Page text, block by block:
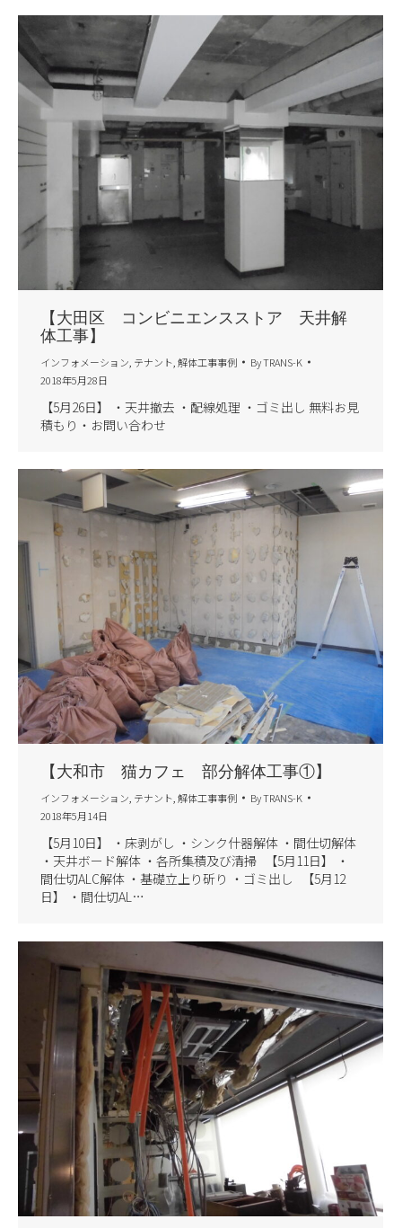
【大田区 コンビニエンスストア 天井解
体工事】
インフォメーション テナント 解体工事事例 ByTRANS-K
2018年5月28日
【5月26日】 ・天井撤去 ・配線処理 ・ゴミ出し 無料お見
積もり・お問い合わせ
【大和市 猫カフェ 部分解体工事①】
インフォメーション テナント 解体工事事例 ByTRANS-K
2018年5月14日
【5月10日】 ・床剥がし ・シンク什器解体 ・間仕切解体
・天井ボード解体 ・各所集積及び清掃 【5月11日】 ・
間仕切ALC解体 ・基礎立上り斫り ・ゴミ出し 【5月12
日】 ・間仕切AL…